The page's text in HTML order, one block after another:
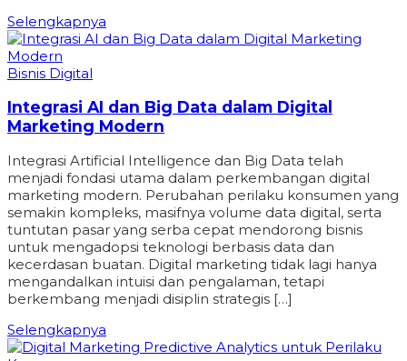
Selengkapnya
Bisnis Digital
Integrasi AI dan Big Data dalam Digital
Marketing Modern
Integrasi Artificial Intelligence dan Big Data telah
menjadi fondasi utama dalam perkembangan digital
marketing modern. Perubahan perilaku konsumen yang
semakin kompleks, masifnya volume data digital, serta
tuntutan pasar yang serba cepat mendorong bisnis
untuk mengadopsi teknologi berbasis data dan
kecerdasan buatan. Digital marketing tidak lagi hanya
mengandalkan intuisi dan pengalaman, tetapi
berkembang menjadi disiplin strategis […]
Selengkapnya